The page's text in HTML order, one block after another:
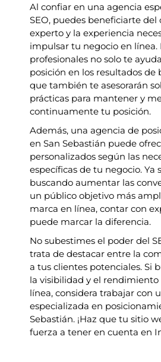
Al confiar en una agencia
SEO, puedes beneficiarte
experto y la experiencia
impulsar tu negocio en línea.
profesionales no solo te
posición en los resultados de
que también te asesorarán
prácticas para mantener y
continuamente tu posición.
Además, una agencia de
en San Sebastián puede
personalizados según las
específicas de tu negocio. Ya
buscando aumentar las
un público objetivo más
marca en línea, contar con
puede marcar la diferencia.
No subestimes el poder del
trata de destacar entre la
a tus clientes potenciales. Si
la visibilidad y el
línea, considera trabajar con
especializada en
Sebastián. ¡Haz que tu sitio
fuerza a tener en cuenta en